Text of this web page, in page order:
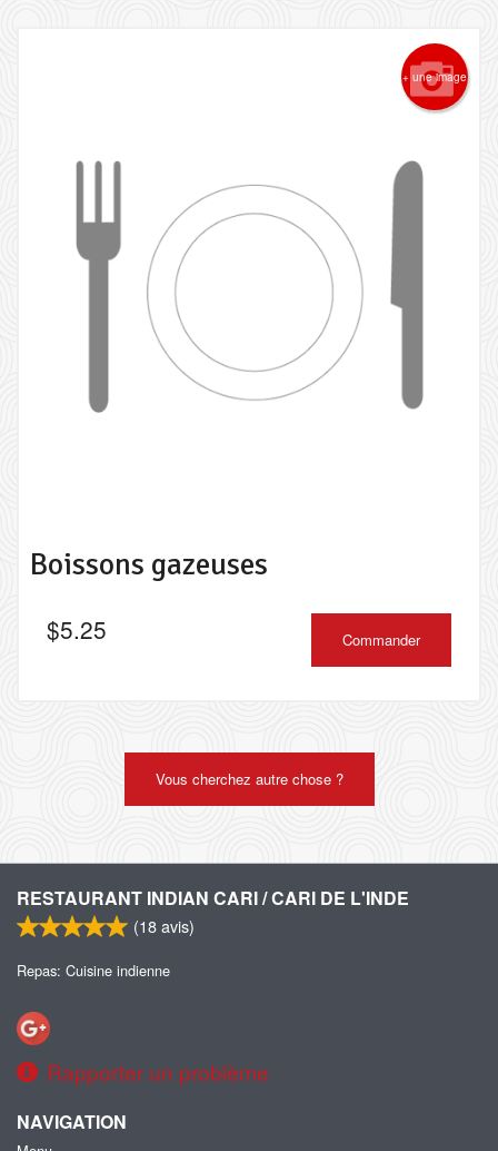
+ une image
Boissons gazeuses
$5.25 Commander
Vous cherchez autre chose ?
RESTAURANT INDIAN CARI / CARI DE L'INDE
(18avis)
Repas: Cuisine indienne
Rapporter un problème
NAVIGATION